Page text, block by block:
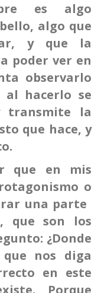
es algo
algo que
y que la
poder ver en
observarlo
al hacerlo se
transmite la
que hace, y
que en mis
o
una parte
que son los
¿Donde
nos diga
en este
Porque